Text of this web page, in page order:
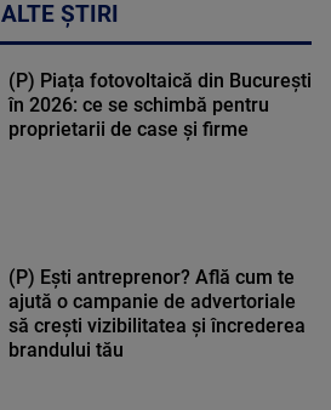
ALTE ȘTIRI
(P) Piața fotovoltaică din București
în 2026: ce se schimbă pentru
proprietarii de case și firme
(P) Ești antreprenor? Află cum te
ajută o campanie de advertoriale
să crești vizibilitatea și încrederea
brandului tău